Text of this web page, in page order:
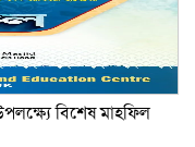
বিশেষ মাহফিল